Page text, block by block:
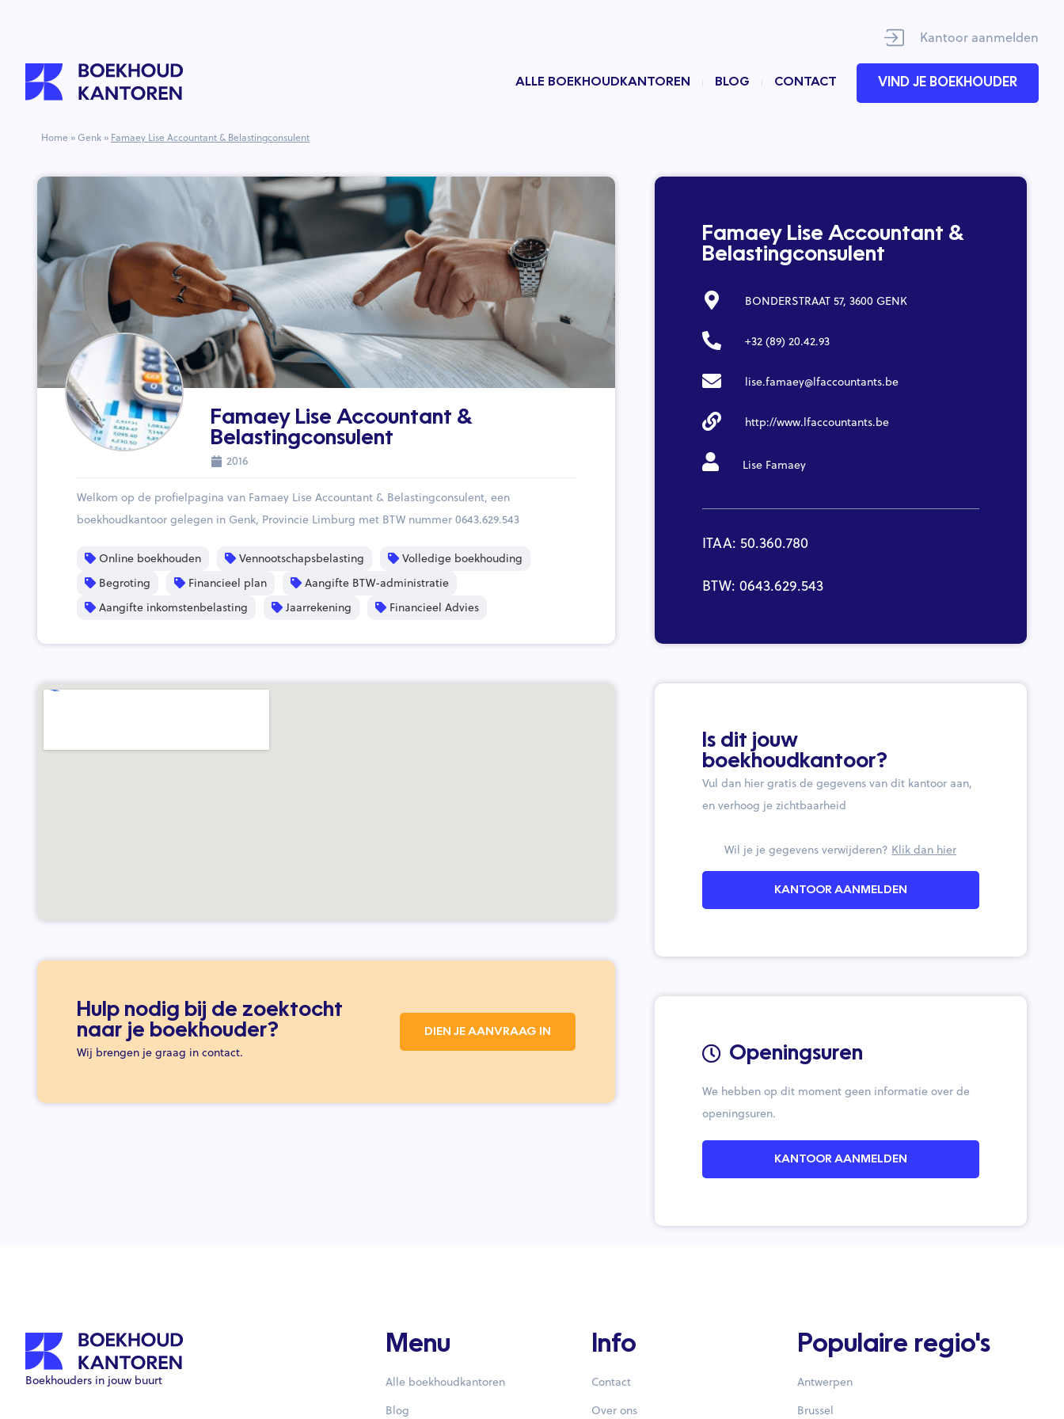
Kantoor aanmelden
ALLE BOEKHOUDKANTOREN BLOG CONTACT VIND JE BOEKHOUDER
Home »Genk » Famaey Lise Accountant & Belastingconsulent
Famaey Lise Accountant &
Belastingconsulent
2016
Welkom op de profielpagina van Famaey Lise Accountant & Belastingconsulent, een
boekhoudkantoor gelegen in Genk, Provincie Limburg met BTW nummer 0643.629.543
Online boekhouden Vennootschapsbelasting
Volledige boekhouding
Begroting
Financieel plan
Aangifte BTW-administratie
Aangifte inkomstenbelasting
Jaarrekening Financieel Advies
Famaey Lise Accountant &
Belastingconsulent
BONDERSTRAAT 57, 3600 GENK
+32 (89) 20.42.93
lise.famaey@lfaccountants.be
http://www.lfaccountants.be
Lise Famaey
ITAA: 50.360.780
BTW: 0643.629.543
Hulp nodig bij de zoektocht
naar je boekhouder?
Wij brengen je graag in contact.
DIEN JE AANVRAAG IN
Is dit jouw
boekhoudkantoor?
Vul dan hier gratis de gegevens van dit kantoor aan,
en verhoog je zichtbaarheid
Wil je je gegevens verwijderen? Klik dan hier
KANTOOR AANMELDEN
Openingsuren
We hebben op dit moment geen informatie over de
openingsuren.
KANTOOR AANMELDEN
Boekhouders in jouw buurt
Menu
Alle boekhoudkantoren
Blog
Info
Contact
Over ons
Populaire regio's
Antwerpen
Brussel